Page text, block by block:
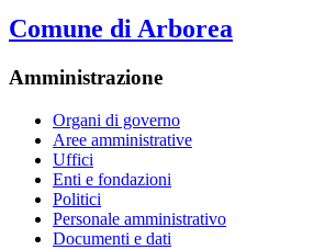
Comune di Arborea
Amministrazione
Organi di governo
Aree amministrative
Uffici
Enti e fondazioni
Politici
Personale amministrativo
Documenti e dati